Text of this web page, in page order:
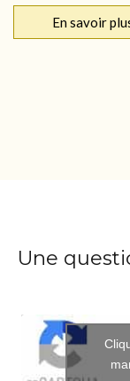
En savoir
Une